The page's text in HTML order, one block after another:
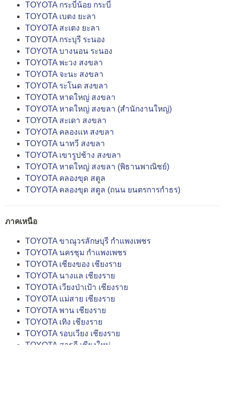
TOYOTA กระบี่น้อย กระบี่
TOYOTA เบตง ยะลา
TOYOTA สะเตง ยะลา
TOYOTA กระบุรี ระนอง
TOYOTA บางนอน ระนอง
TOYOTA พะวง สงขลา
TOYOTA จะนะ สงขลา
TOYOTA ระโนด สงขลา
TOYOTA หาดใหญ่ สงขลา
TOYOTA หาดใหญ่ สงขลา (สำนักงานใหญ่)
TOYOTA สะเดา สงขลา
TOYOTA คลองแห สงขลา
TOYOTA นาทวี สงขลา
TOYOTA เขารูปช้าง สงขลา
TOYOTA หาดใหญ่ สงขลา (พิธานพาณิชย์)
TOYOTA คลองขุด สตูล
TOYOTA คลองขุด สตูล (ถนน ยนตรการกำธร)
ภาคเหนือ
TOYOTA ขาณุวรลักษบุรี กำแพงเพชร
TOYOTA นครชุม กำแพงเพชร
TOYOTA เชียงของ เชียงราย
TOYOTA นางแล เชียงราย
TOYOTA เวียงป่าเป้า เชียงราย
TOYOTA แม่สาย เชียงราย
TOYOTA พาน เชียงราย
TOYOTA เทิง เชียงราย
TOYOTA รอบเวียง เชียงราย
TOYOTA สารภี เชียงใหม่